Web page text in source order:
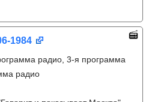
1984
радио, 3-я программа
радио